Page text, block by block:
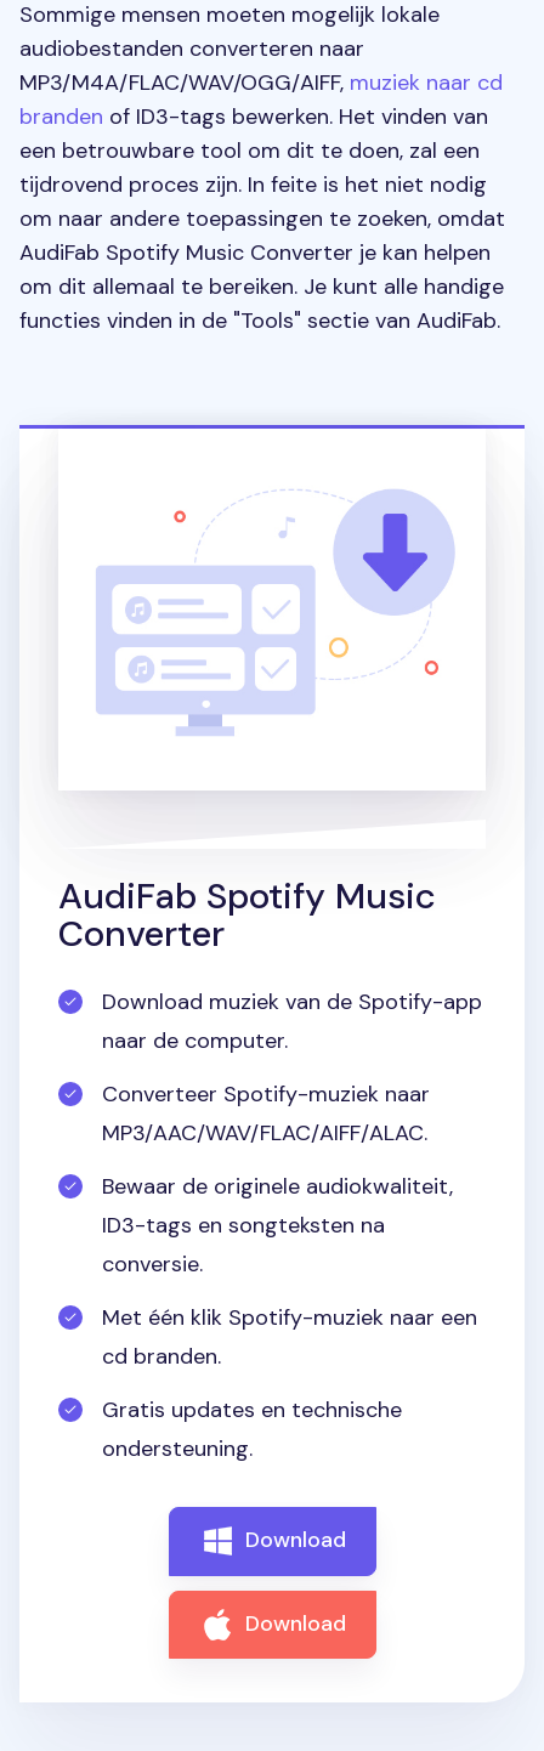
Sommige mensen moeten mogelijk lokale
audiobestanden converteren naar
MP3/M4A/FLAC/WAV/OGG/AIFF, muziek naar cd
branden of ID3-tags bewerken. Het vinden van
een betrouwbare tool om dit te doen, zal een
tijdrovend proces zijn. In feite is het niet nodig
om naar andere toepassingen te zoeken, omdat
AudiFab Spotify Music Converter je kan helpen
om dit allemaal te bereiken. Je kunt alle handige
functies vinden in de "Tools" sectie van AudiFab.
AudiFab Spotify Music
Converter
Download muziek van de Spotify-app
naar de computer.
Converteer Spotify-muziek naar
MP3/AAC/WAV/FLAC/AIFF/ALAC.
Bewaar de originele audiokwaliteit,
ID3-tags en songteksten na
conversie.
Met één klik Spotify-muziek naar een
cd branden.
Gratis updates en technische
ondersteuning.
Download
Download